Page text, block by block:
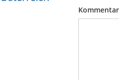
Kommentar